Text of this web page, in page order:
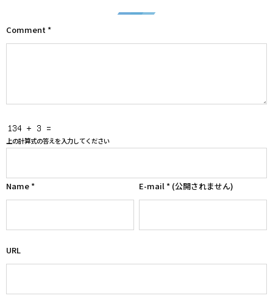
Comment *
上の計算式の答えを入力してください
Name* E-mail * (公開されません)
URL